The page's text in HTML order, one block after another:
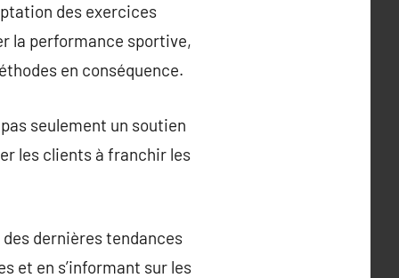
des exercices
la performance sportive,
en conséquence.
seulement un soutien
les clients à franchir les
dernières tendances
et en s’informant sur les